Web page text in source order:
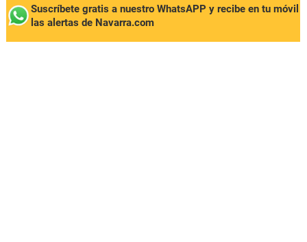
Suscríbete gratis a nuestro WhatsAPP y recibe en tu móvil
las alertas de Navarra.com